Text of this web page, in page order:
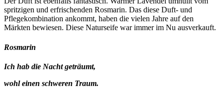
spritzigen und erfrischenden Rosmarin. Das diese Duft- und
Pflegekombination ankommt, haben die vielen Jahre auf den
Märkten bewiesen. Diese Naturseife war immer im Nu ausverkauft.
Rosmarin
Ich hab die Nacht geträumt,
wohl einen schweren Traum.